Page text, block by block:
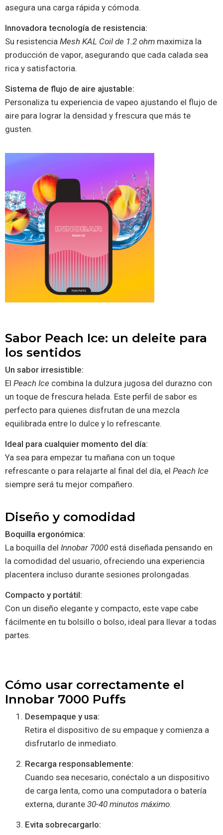
asegura una carga rápida y cómoda.
Innovadora tecnología de resistencia:
Su resistencia Mesh KAL Coil de 1.2 ohm maximiza la
producción de vapor, asegurando que cada calada sea
rica y satisfactoria.
Sistema de flujo de aire ajustable:
Personaliza tu experiencia de vapeo ajustando el flujo de
aire para lograr la densidad y frescura que más te
gusten.
Sabor Peach Ice: un deleite para
los sentidos
Un sabor irresistible:
El Peach Ice combina la dulzura jugosa del durazno con
un toque de frescura helada. Este perfil de sabor es
perfecto para quienes disfrutan de una mezcla
equilibrada entre lo dulce y lo refrescante.
Ideal para cualquier momento del día:
Ya sea para empezar tu mañana con un toque
refrescante o para relajarte al final del día, el Peach Ice
siempre será tu mejor compañero.
Diseño y comodidad
Boquilla ergonómica:
La boquilla del Innobar 7000 está diseñada pensando en
la comodidad del usuario, ofreciendo una experiencia
placentera incluso durante sesiones prolongadas.
Compacto y portátil:
Con un diseño elegante y compacto, este vape cabe
fácilmente en tu bolsillo o bolso, ideal para llevar a todas
partes.
Cómo usar correctamente el
Innobar 7000 Puffs
Desempaque y usa:
Retira el dispositivo de su empaque y comienza a
disfrutarlo de inmediato.
Recarga responsablemente:
Cuando sea necesario, conéctalo a un dispositivo
de carga lenta, como una computadora o batería
externa, durante 30-40 minutos máximo.
Evita sobrecargarlo: